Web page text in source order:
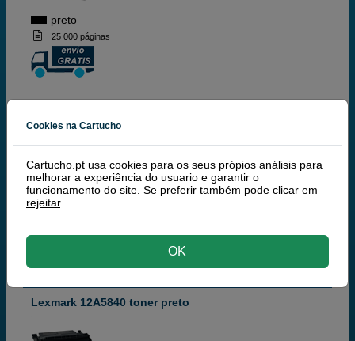
preto
25 000 páginas
RECEBA EM 24 HORAS
100% Tinteiros Originais Lexmark
Lexmark 12A5840 toner preto
Cookies na Cartucho
Cartucho.pt usa cookies para os seus própios análisis para
melhorar a experiência do usuario e garantir o
funcionamento do site. Se preferir também pode clicar em
rejeitar.
OK